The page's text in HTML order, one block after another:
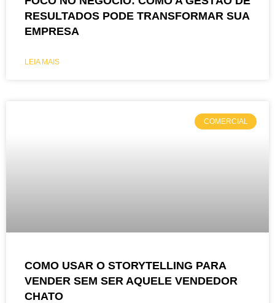
RESULTADOS PODE TRANSFORMAR SUA
EMPRESA
LEIA MAIS
COMERCIAL
COMO USAR O STORYTELLING PARA
VENDER SEM SER AQUELE VENDEDOR
CHATO